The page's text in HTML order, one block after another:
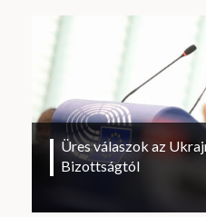
Üres válaszok az
Bizottságtól